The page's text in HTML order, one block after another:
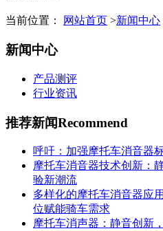
当前位置： 网站首页 >新闻中心
新闻中心
产品测评
行业资讯
推荐新闻Recommend
呼吁：加强摩托车消音器
摩托车消音器技术创新：
验新潮流
多样化的摩托车消音器应
位赋能骑车需求
摩托车消声器：静音创新